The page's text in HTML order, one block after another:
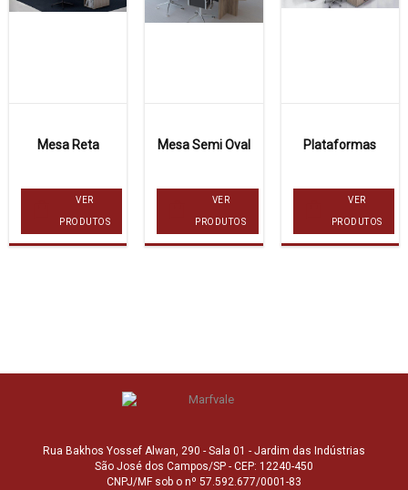
Mesa Reta
VER
PRODUTOS
Mesa Semi Oval
VER
PRODUTOS
Plataformas
VER
PRODUTOS
Rua Bakhos Yossef Alwan, 290 - Sala 01 - Jardim das Indústrias
São José dos Campos/SP - CEP: 12240-450
CNPJ/MF sob o nº 57.592.677/0001-83